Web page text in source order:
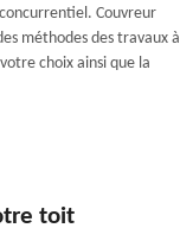
Couvreur
méthodes des travaux à
choix ainsi que la
toit